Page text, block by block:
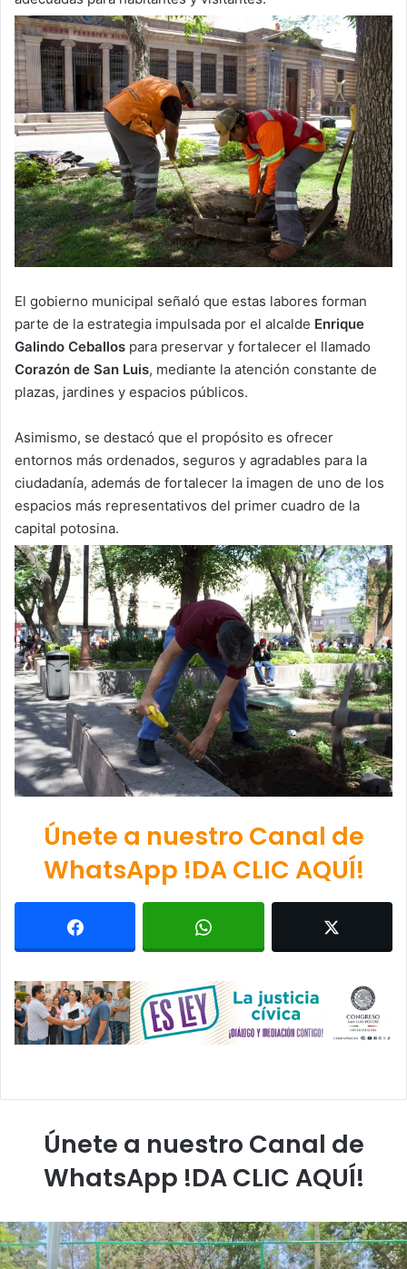
El gobierno municipal señaló que estas labores forman
parte de la estrategia impulsada por el alcalde Enrique
Galindo Ceballos para preservar y fortalecer el llamado
Corazón de San Luis, mediante la atención constante de
plazas, jardines y espacios públicos.
Asimismo, se destacó que el propósito es ofrecer
entornos más ordenados, seguros y agradables para la
ciudadanía, además de fortalecer la imagen de uno de los
espacios más representativos del primer cuadro de la
capital potosina.
Únete a nuestro Canal de
WhatsApp !DA CLIC AQUÍ!
Únete a nuestro Canal de
WhatsApp !DA CLIC AQUÍ!